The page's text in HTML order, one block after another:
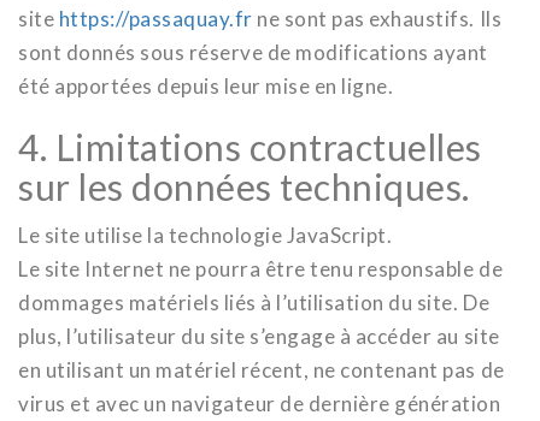
site https://passaquay.fr ne sont pas exhaustifs. Ils
sont donnés sous réserve de modifications ayant
été apportées depuis leur mise en ligne.
4. Limitations contractuelles
sur les données techniques.
Le site utilise la technologie JavaScript.
Le site Internet ne pourra être tenu responsable de
dommages matériels liés à l’utilisation du site. De
plus, l’utilisateur du site s’engage à accéder au site
en utilisant un matériel récent, ne contenant pas de
virus et avec un navigateur de dernière génération